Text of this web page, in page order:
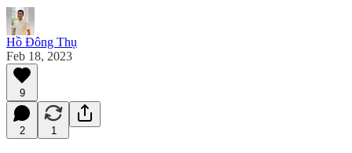
Hồ Đông Thụ
Feb 18, 2023
9
2 1